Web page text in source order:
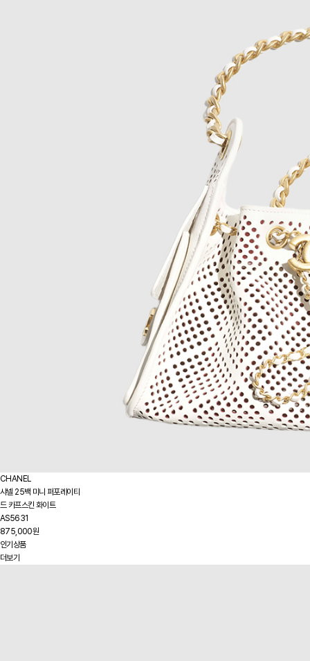
CHANEL
샤넬 25백 미니 퍼포레이티
드 카프스킨 화이트
AS5631
875,000원
인기상품
더보기